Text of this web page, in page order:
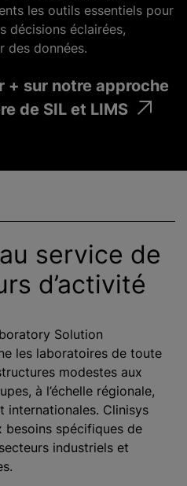
les outils essentiels pour
décisions éclairées,
des données.
+ sur notre approche
de SIL et LIMS
service de
d’activité
Solution
les laboratoires de toute
modestes aux
à l’échelle régionale,
internationales. Clinisys
besoins spécifiques de
industriels et